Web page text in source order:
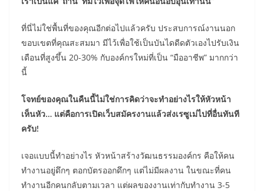
ที่นี่ไม่ใช่พื้นที่ของคุณอีกต่อไปแล้วครับ ประสบการณ์งานนอก
ขอบเขตที่คุณสะสมมา มีไว้เพื่อใช้เป็นบันไดดีดตัวเองไปรับเงิน
เดือนที่สูงขึ้น 20-30% กับองค์กรใหม่ที่เป็น “มืออาชีพ” มากกว่า
นี้
โจทย์ของคุณในคืนนี้ไม่ใช่การคิดว่าจะทำอย่างไรให้หัวหน้า
เห็นหัว… แต่คือการเปิดเว็บสมัครงานแล้วส่งเรซูเม่ไปที่อื่นทันที
ครับ!
เจอแบบนี้ทำอย่างไร หัวหน้าสร้างวัฒนธรรมองค์กร คือให้คน
ทำงานอยู่ดึกๆ ตอกบัตรออกดึกๆ แต่ไม่มีผลงาน ในขณะที่คน
ทำงานอีกคนกลับตามเวลา แต่ผลของงานเท่ากับทำงาน 3-5